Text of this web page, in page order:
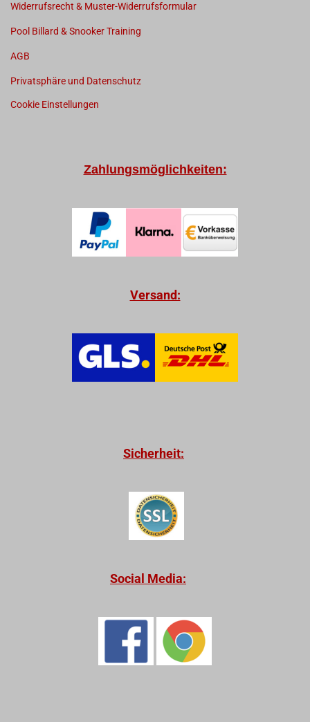
Widerrufsrecht & Muster-Widerrufsformular
Pool Billard & Snooker Training
AGB
Privatsphäre und Datenschutz
Cookie Einstellungen
Zahlungsmöglichkeiten:
Versand:
Sicherheit:
Social Media: